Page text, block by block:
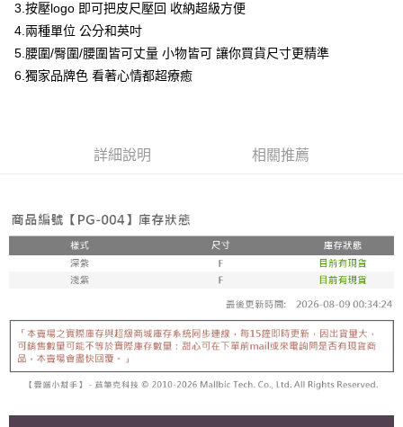
是否繳費成功／繳費後需取消欲退款等相關疑問，請聯繫「AFTEE先享後付
客戶支援中心」https://netprotections.freshdesk.com/support/home
【注意事項】
１．透過由恩沛科技股份有限公司提供之「AFTEE先享後付」服務完成之交
３．未成年的使用者請事先徵得法定代理人或監護人之同意方可使用
時審查核予不同之上限額度；若仍有額度不足之情形，本公司將視審查結果
請求用戶進行身份認證。
５．嚴禁一人註冊多個帳號或使用他人資訊註冊。若發現惡意使用之情形，
恩沛科技股份有限公司將有權停止該用戶之使用額度並採取法律行動。
每筆NT$80，滿NT$799(含以上)免運費
7-11 取貨付款約3～4天到貨
每筆NT$80，滿NT$799(含以上)免運費
3.按壓logo 即可把皮尺壓回 收納超級方便
4.兩種單位 公分和英吋
5.腰圍/臀圍/腰圍皆可丈量 小物皆可 讓你買貨尺寸更精準
6.獨家品牌色 看著心情都超療癒
詳細說明 相關推薦